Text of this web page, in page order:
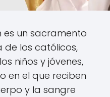
es un sacramento
los católicos,
niños y jóvenes,
en el que reciben
y la sangre